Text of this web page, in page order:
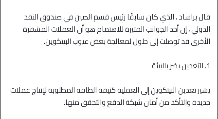
قال براساد ، الذي كان سابقًا رئيس قسم الصين في صندوق النقد
الدولي ، إن أحد الجوانب المثيرة للاهتمام هو أن العملات المشفرة
الأخرى قد توصلت إلى حلول لمعالجة بعض عيوب البيتكوين.
1. التعدين يضر بالبيئة
يشير تعدين البيتكوين إلى العملية كثيفة الطاقة المطلوبة لإنتاج عملات
جديدة والتأكد من أمان شبكة الدفع والتحقق منها.